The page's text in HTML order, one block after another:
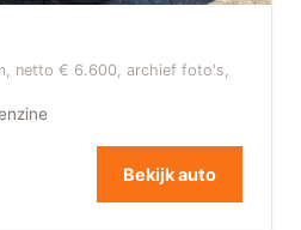
netto € 6.600, archief foto's,
Bekijk auto